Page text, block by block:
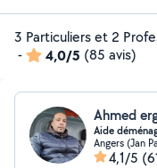
3 Particuliers et 2
-
4,0/5 (85 avis)
Ahmed
Aide
Angers (Jan
4,1/5